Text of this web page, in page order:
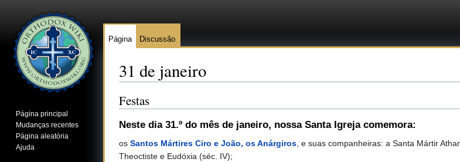
31 de janeiro
Festas
Neste dia 31.º do mês de janeiro, nossa Santa Igreja comemora:
os Santos Mártires Ciro e João, os Anárgiros , e suas companheiras: a Santa Mártir
Theoctiste e Eudóxia (séc. IV);
Página Discussão
Página principal
Mudanças recentes
Página aleatória
Ajuda